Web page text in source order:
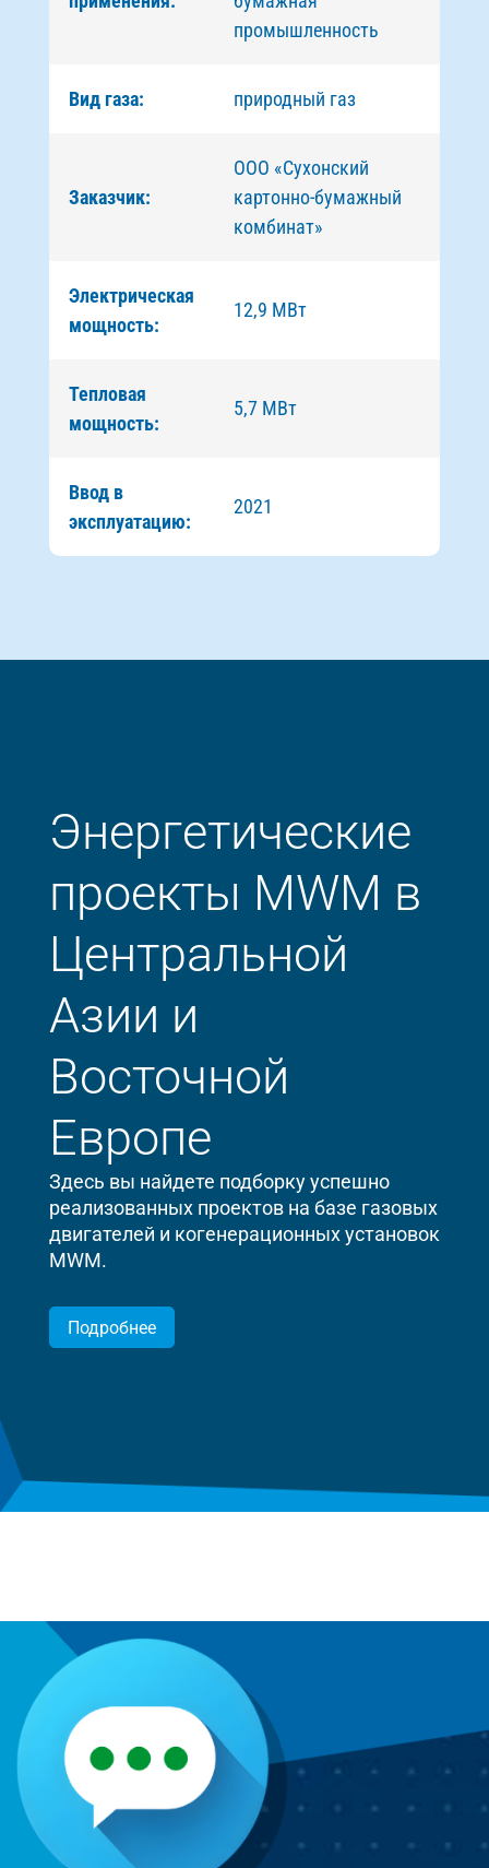
промышленность
Вид газа: природный газ
Заказчик:
ООО «Сухонский
картонно-бумажный
комбинат»
Электрическая
мощность:
12,9 МВт
Тепловая
мощность:
5,7 МВт
Ввод в
эксплуатацию:
2021
Энергетические
проекты MWM в
Центральной
Азии и
Восточной
Европе
Здесь вы найдете подборку успешно
реализованных проектов на базе газовых
двигателей и когенерационных установок
MWM.
Подробнее